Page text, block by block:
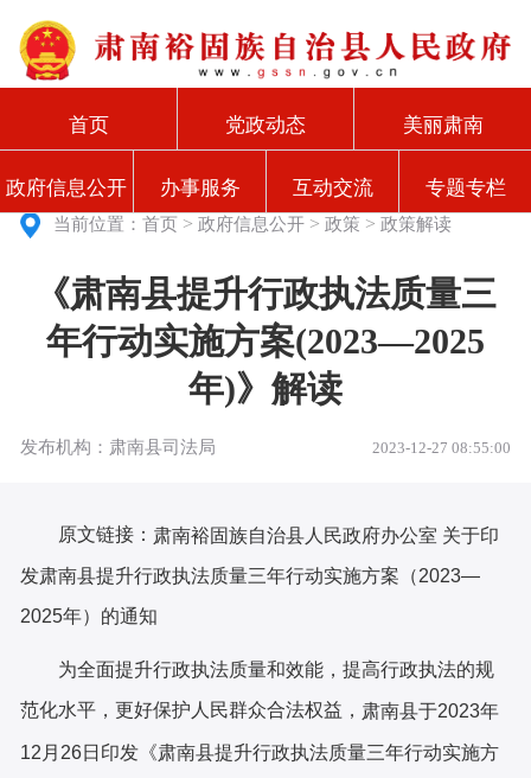
首页 党政动态 美丽肃南
政府信息公开 办事服务 互动交流 专题专栏
当前位置：首页 >政府信息公开 >政策 >政策解读
《肃南县提升行政执法质量三
年行动实施方案(2023—2025
年)》解读
发布机构：肃南县司法局 2023-12-27 08:55:00
原文链接： 肃南裕固族自治县人民政府办公室 关于印
发肃南县提升行政执法质量三年行动实施方案（2023—
2025年）的通知
为全面提升行政执法质量和效能，提高行政执法的规
范化水平，更好保护人民群众合法权益， 肃南县于2023年
12月26日印发《肃南县提升行政执法质量三年行动实施方